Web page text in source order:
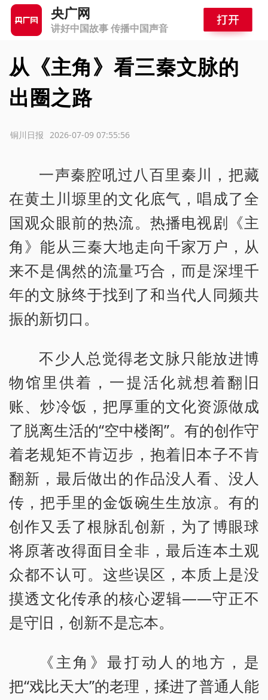
央广网
讲好中国故事 传播中国声音
从《主角》看三秦文脉的
出圈之路
2026-07-09 07:55:56
铜川日报
一声秦腔吼过八百里秦川，把藏
在黄土川塬里的文化底气，唱成了全
国观众眼前的热流。热播电视剧《主
角》能从三秦大地走向千家万户，从
来不是偶然的流量巧合，而是深埋千
年的文脉终于找到了和当代人同频共
振的新切口。
不少人总觉得老文脉只能放进博
物馆里供着，一提活化就想着翻旧
账、炒冷饭，把厚重的文化资源做成
了脱离生活的“空中楼阁”。有的创作守
着老规矩不肯迈步，抱着旧本子不肯
翻新，最后做出的作品没人看、没人
传，把手里的金饭碗生生放凉。有的
创作又丢了根脉乱创新，为了博眼球
将原著改得面目全非，最后连本土观
众都不认可。这些误区，本质上是没
摸透文化传承的核心逻辑——守正不
是守旧，创新不是忘本。
《主角》最打动人的地方，是
把“戏比天大”的老理，揉进了普通人能